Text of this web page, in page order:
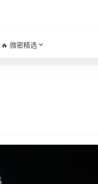
🔥 微密精选